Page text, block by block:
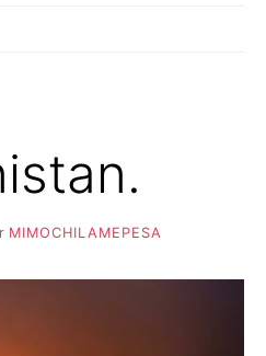
MIMOCHILAMEPESA